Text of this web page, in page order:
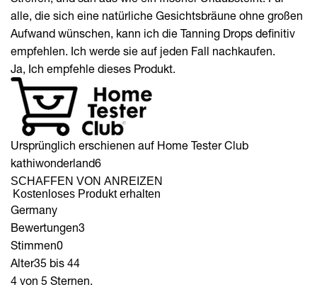
alle, die sich eine natürliche Gesichtsbräune ohne großen
Aufwand wünschen, kann ich die Tanning Drops definitiv
empfehlen. Ich werde sie auf jeden Fall nachkaufen.
Ja, Ich empfehle dieses Produkt.
Ursprünglich erschienen auf Home Tester Club
kathiwonderland6
SCHAFFEN VON ANREIZEN
Kostenloses Produkt erhalten
Germany
Bewertungen3
Stimmen0
Alter35 bis 44
4 von 5 Sternen.